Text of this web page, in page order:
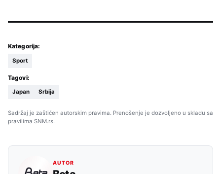
Kategorija:
Sport
Tagovi:
Japan Srbija
Sadržaj je zaštićen autorskim pravima. Prenošenje je dozvoljeno u skladu sa
pravilima SNM.rs.
AUTOR